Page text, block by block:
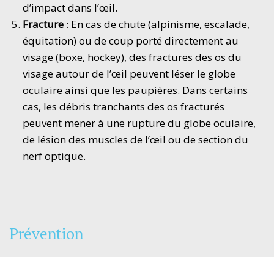
d’impact dans l’œil.
Fracture : En cas de chute (alpinisme, escalade,
équitation) ou de coup porté directement au
visage (boxe, hockey), des fractures des os du
visage autour de l’œil peuvent léser le globe
oculaire ainsi que les paupières. Dans certains
cas, les débris tranchants des os fracturés
peuvent mener à une rupture du globe oculaire,
de lésion des muscles de l’œil ou de section du
nerf optique.
Prévention